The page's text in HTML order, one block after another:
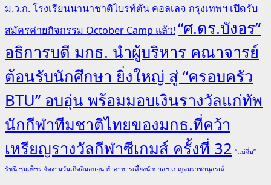
ม.ว.ก.โรงเรียนนานาชาติไบรท์ตัน คอลเลจ กรุงเทพฯ เปิดรับ
สมัครค่ายกิจกรรม October Camp แล้ว!“ศ.ดร.บังอร”
อธิการบดี มกธ. นำผู้บริหาร คณาจารย์
ต้อนรับนักศึกษา ยิ่งใหญ่ สู่ “ครอบครัว
BTU” อบอุ่น พร้อมมอบเงินรางวัลแก่ทัพ
นักกีฬาทีมชาติไทยของมกธ.ที่คว้า
เหรียญรางวัลกีฬาซีเกมส์ ครั้งที่ 32 “แม่จิ๋ม”
รัชนี ชุมเพ็ชร จัดงานวันเกิดอิ่มอบอุ่น ทำอาหารเลี้ยงนักบาสฯ เบญจมราชานุสรณ์